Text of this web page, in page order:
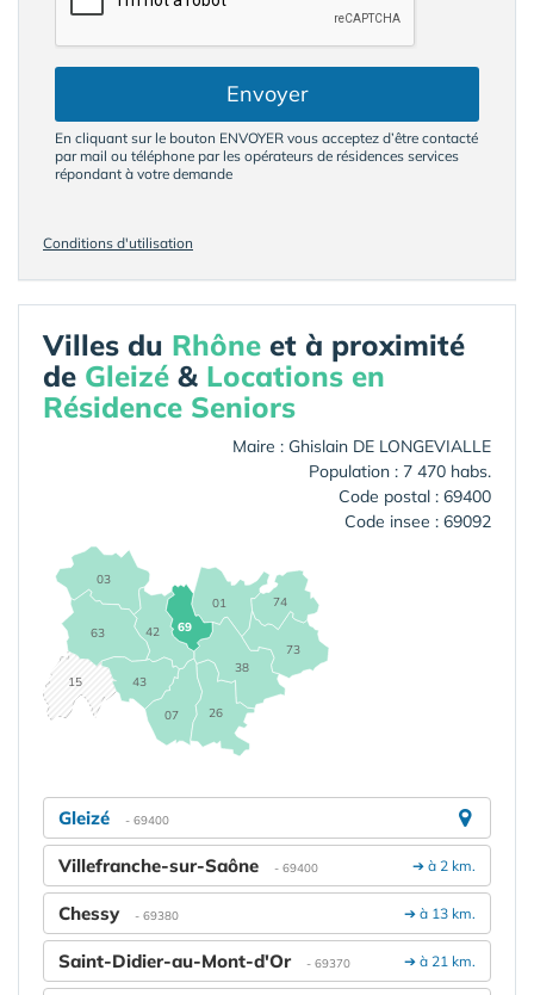
Envoyer
En cliquant sur le bouton ENVOYER vous acceptez d’être contacté
par mail ou téléphone par les opérateurs de résidences services
répondant à votre demande
Conditions d'utilisation
Villes du Rhône et à proximité
de Gleizé & Locations en
Résidence Seniors
Maire : Ghislain DE LONGEVIALLE
Population : 7 470 habs.
Code postal : 69400
Code insee : 69092
01
03
07
15
26
38
42
43
63
69
73
74
Gleizé - 69400
➔ à 2 km.
Villefranche-sur-Saône - 69400
➔ à 13 km.
Chessy - 69380
➔ à 21 km.
Saint-Didier-au-Mont-d'Or - 69370